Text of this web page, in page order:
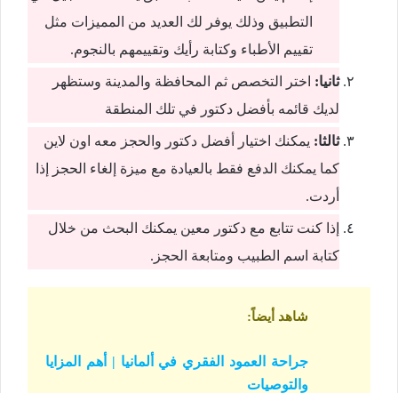
التطبيق وذلك يوفر لك العديد من المميزات مثل
تقييم الأطباء وكتابة رأيك وتقييمهم بالنجوم.
ثانيا: اختر التخصص ثم المحافظة والمدينة وستظهر
لديك قائمه بأفضل دكتور في تلك المنطقة
ثالثا: يمكنك اختيار أفضل دكتور والحجز معه اون لاين
كما يمكنك الدفع فقط بالعيادة مع ميزة إلغاء الحجز إذا
أردت.
إذا كنت تتابع مع دكتور معين يمكنك البحث من خلال
كتابة اسم الطبيب ومتابعة الحجز.
شاهد أيضاً:
جراحة العمود الفقري في ألمانيا | أهم المزايا
والتوصيات